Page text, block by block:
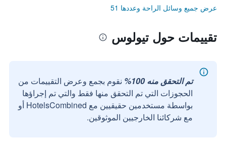
عرض جميع وسائل الراحة وعددها 51
تقييمات حول تيولوس
تم التحقق منه 100%
نقوم بجمع وعرض التقييمات من
الحجوزات التي تم التحقق منها فقط والتي تم إجراؤها
بواسطة مستخدمين حقيقيين مع HotelsCombined أو
مع شركائنا الخارجيين الموثوقين.